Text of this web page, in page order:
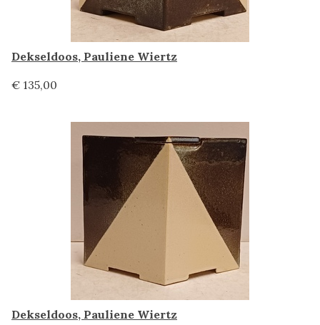
Dekseldoos, Pauliene Wiertz
€ 135,00
Dekseldoos, Pauliene Wiertz